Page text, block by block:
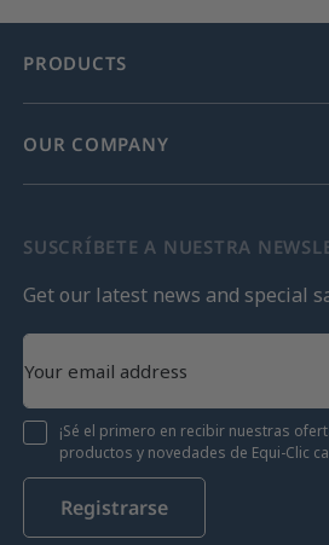
PRODUCTS
OUR COMPANY
SUSCRÍBETE A NUESTRA
Get our latest news and special
¡Sé el primero en recibir nuestras
productos y novedades de Equi-Clic
Registrarse